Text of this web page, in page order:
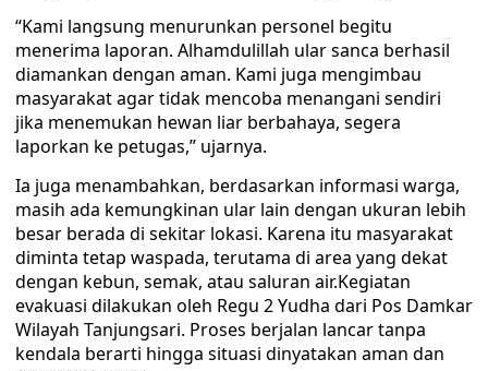
“Kami langsung menurunkan personel begitu
menerima laporan. Alhamdulillah ular sanca berhasil
diamankan dengan aman. Kami juga mengimbau
masyarakat agar tidak mencoba menangani sendiri
jika menemukan hewan liar berbahaya, segera
laporkan ke petugas,” ujarnya.
Ia juga menambahkan, berdasarkan informasi warga,
masih ada kemungkinan ular lain dengan ukuran lebih
besar berada di sekitar lokasi. Karena itu masyarakat
diminta tetap waspada, terutama di area yang dekat
dengan kebun, semak, atau saluran air.Kegiatan
evakuasi dilakukan oleh Regu 2 Yudha dari Pos Damkar
Wilayah Tanjungsari. Proses berjalan lancar tanpa
kendala berarti hingga situasi dinyatakan aman dan